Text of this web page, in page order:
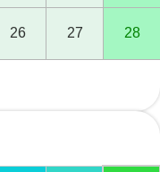
26 27 28